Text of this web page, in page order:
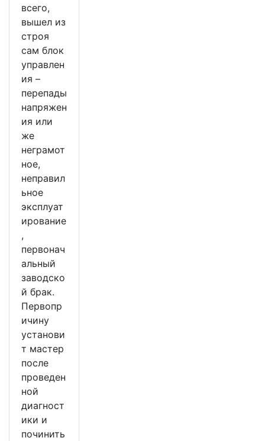
всего,
вышел из
строя
сам блок
управлен
ия –
перепады
напряжен
ия или
же
неграмот
ное,
неправил
ьное
эксплуат
ирование
,
первонач
альный
заводско
й брак.
Первопр
ичину
установи
т мастер
после
проведен
ной
диагност
ики и
починить